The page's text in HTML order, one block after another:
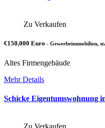
Zu Verkaufen
€150,000 Euro - Gewerbeimmobilien,
Altes Firmengebäude
Mehr Details
Schicke Eigentumswohnung
Zu Verkaufen